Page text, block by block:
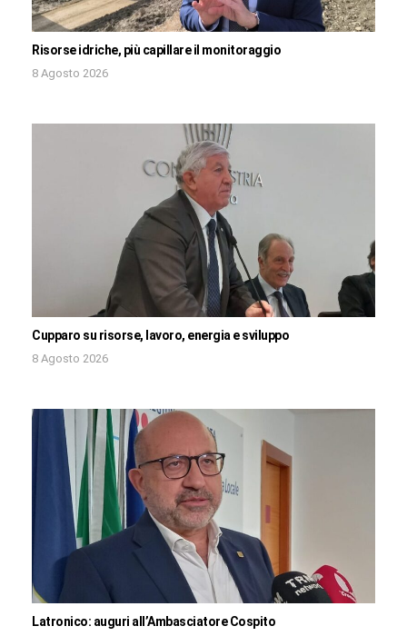
Risorse idriche, più capillare il monitoraggio
8 Agosto 2026
Cupparo su risorse, lavoro, energia e sviluppo
8 Agosto 2026
Latronico: auguri all’Ambasciatore Cospito